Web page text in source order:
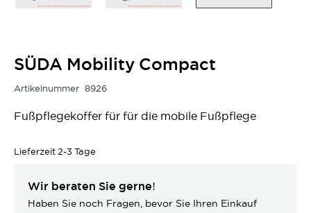
SÜDA Mobility Compact
Artikelnummer 8926
Fußpflegekoffer für für die mobile Fußpflege
Lieferzeit 2-3 Tage
Wir beraten Sie gerne!
Haben Sie noch Fragen, bevor Sie Ihren Einkauf